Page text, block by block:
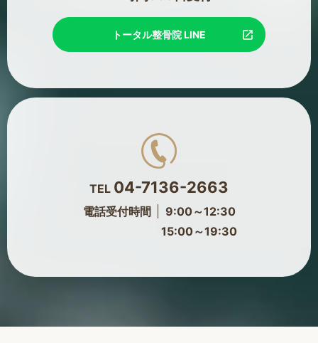
トータル整骨院 LINE
TEL 04-7136-2663
電話受付時間
9:00～12:30
15:00～19:30